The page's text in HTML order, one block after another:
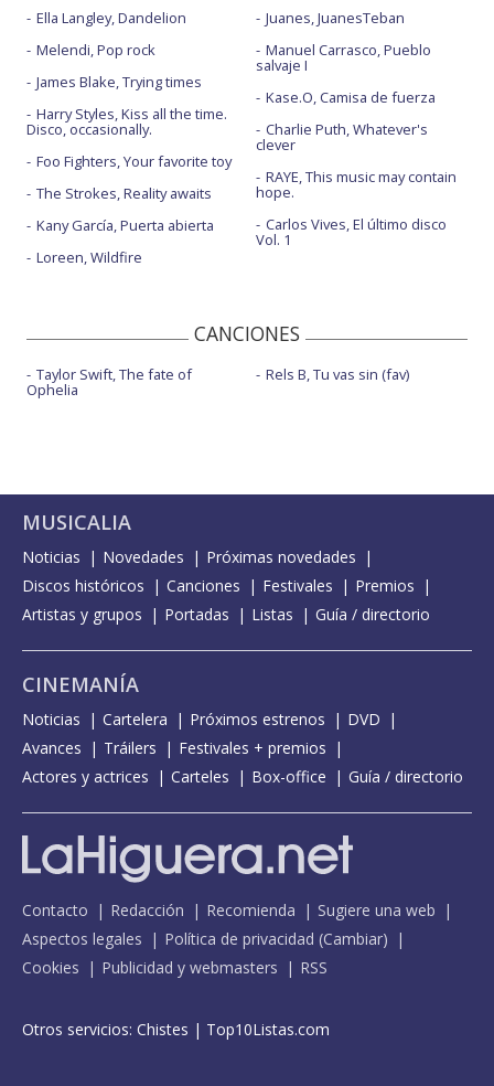
Ella Langley, Dandelion
Melendi, Pop rock
James Blake, Trying times
Harry Styles, Kiss all the time.
Disco, occasionally.
Foo Fighters, Your favorite toy
The Strokes, Reality awaits
Kany García, Puerta abierta
Loreen, Wildfire
Juanes, JuanesTeban
Manuel Carrasco, Pueblo
salvaje I
Kase.O, Camisa de fuerza
Charlie Puth, Whatever's
clever
RAYE, This music may contain
hope.
Carlos Vives, El último disco
Vol. 1
CANCIONES
Taylor Swift, The fate of
Ophelia
Rels B, Tu vas sin (fav)
MUSICALIA
Noticias Novedades
Próximas novedades
Discos históricos
Canciones Festivales
Premios
Artistas y grupos
Portadas Listas Guía / directorio
CINEMANÍA
Noticias Cartelera Próximos estrenos
DVD
Avances
Tráilers
Festivales + premios
Actores y actrices
Carteles Box-office Guía / directorio
Contacto Redacción Recomienda
Sugiere una web
Aspectos legales
Política de privacidad (Cambiar)
Cookies
Publicidad y webmasters RSS
Otros servicios: Chistes | Top10Listas.com